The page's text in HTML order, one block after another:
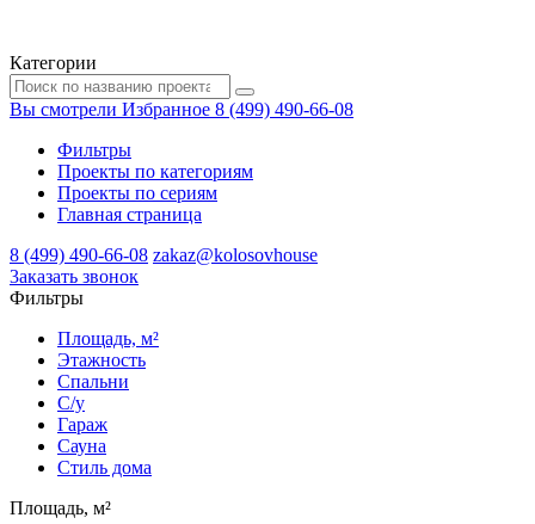
Категории
Вы смотрели Избранное 8 (499) 490-66-08
Фильтры
Проекты по категориям
Проекты по сериям
Главная страница
8 (499) 490-66-08 zakaz@kolosovhouse
3аказать звонок
Фильтры
Площадь, м²
Этажность
Спальни
С/у
Гараж
Сауна
Стиль дома
Площадь, м²